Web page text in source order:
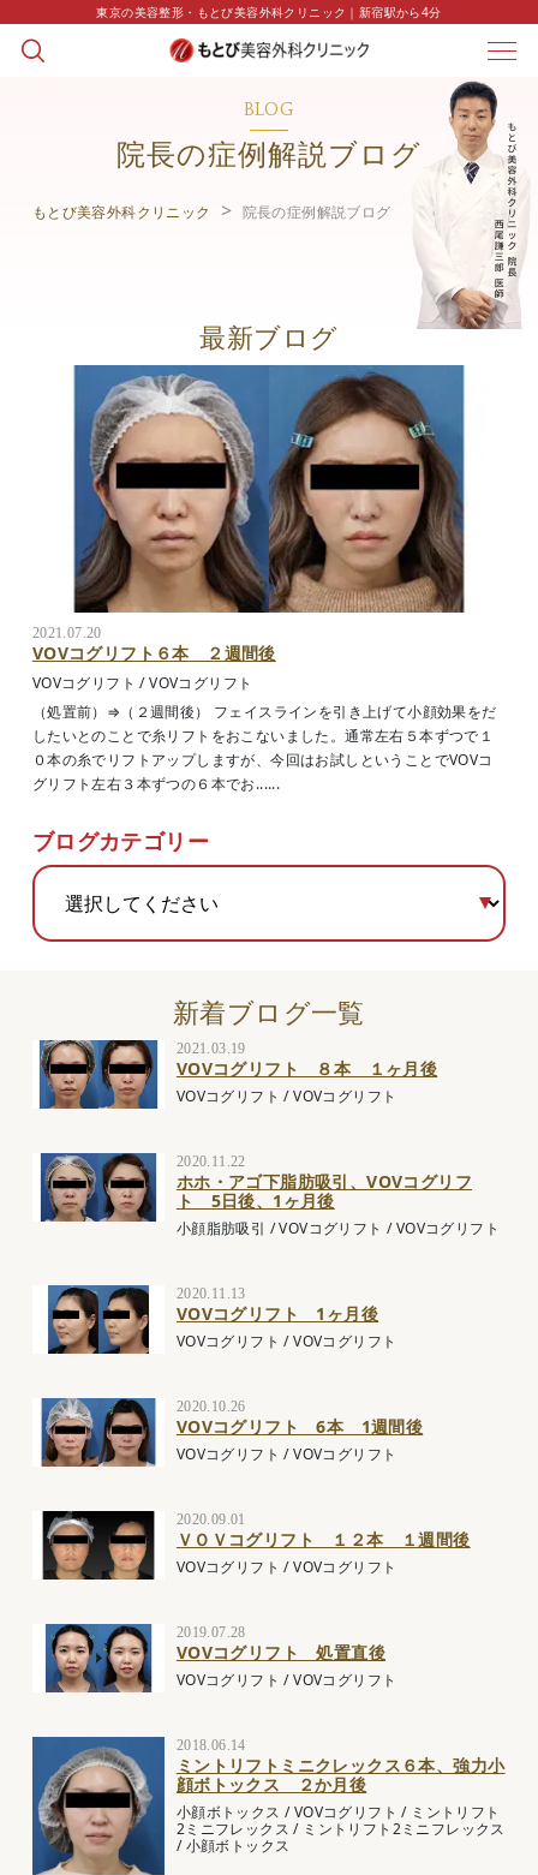
東京の美容整形・もとび美容外科クリニック｜新宿駅から4分
BLOG
院長の症例解説ブログ
もとび美容外科クリニック 院長の症例解説ブログ
最新ブログ
2021.07.20
VOVコグリフト６本 ２週間後
VOVコグリフト /VOVコグリフト
（処置前）⇒（２週間後） フェイスラインを引き上げて小顔効果をだ
したいとのことで糸リフトをおこないました。通常左右５本ずつで１
０本の糸でリフトアップしますが、今回はお試しということでVOVコ
グリフト左右３本ずつの６本でお......
ブログカテゴリー
新着ブログ一覧
2021.03.19
VOVコグリフト ８本 １ヶ月後
VOVコグリフト /VOVコグリフト
2020.11.22
ホホ・アゴ下脂肪吸引、VOVコグリフ
ト 5日後、1ヶ月後
小顔脂肪吸引 /VOVコグリフト /VOVコグリフト
2020.11.13
VOVコグリフト 1ヶ月後
VOVコグリフト /VOVコグリフト
2020.10.26
VOVコグリフト 6本 1週間後
VOVコグリフト /VOVコグリフト
2020.09.01
ＶＯＶコグリフト １２本 １週間後
VOVコグリフト /VOVコグリフト
2019.07.28
VOVコグリフト 処置直後
VOVコグリフト /VOVコグリフト
2018.06.14
ミントリフトミニクレックス６本、強力小
顔ボトックス ２か月後
小顔ボトックス /VOVコグリフト / ミントリフト
2ミニフレックス / ミントリフト2ミニフレックス
/小顔ボトックス